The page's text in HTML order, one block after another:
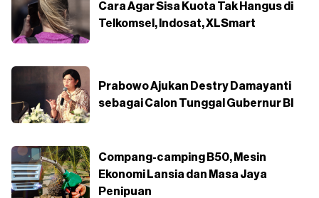
Cara Agar Sisa Kuota Tak Hangus di
Telkomsel, Indosat, XLSmart
Prabowo Ajukan Destry Damayanti
sebagai Calon Tunggal Gubernur BI
Compang-camping B50, Mesin
Ekonomi Lansia dan Masa Jaya
Penipuan